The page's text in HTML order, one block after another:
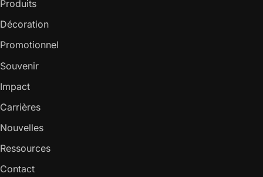
Produits
Décoration
Promotionnel
Souvenir
Impact
Carrières
Nouvelles
Ressources
Contact